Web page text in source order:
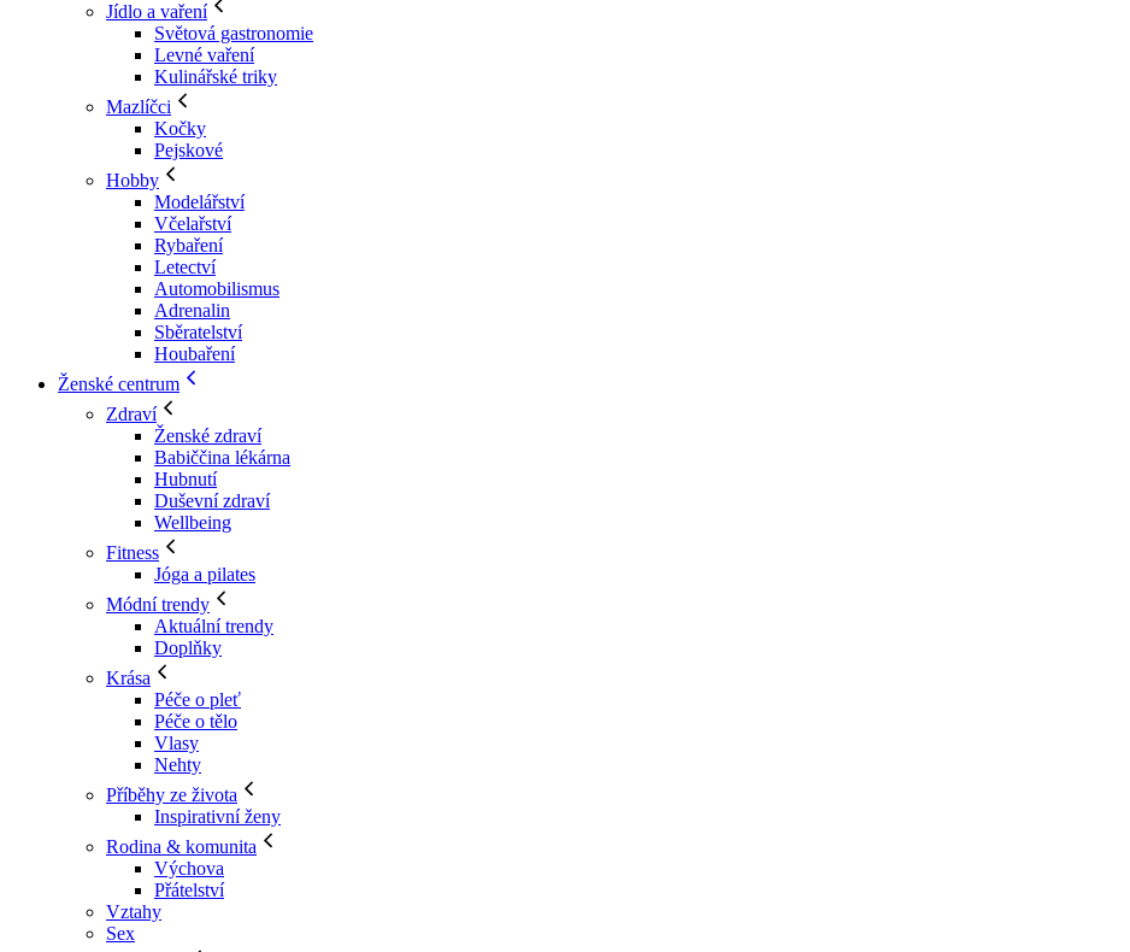
Jídlo a vaření
Světová gastronomie
Levné vaření
Kulinářské triky
Mazlíčci
Kočky
Pejskové
Hobby
Modelářství
Včelařství
Rybaření
Letectví
Automobilismus
Adrenalin
Sběratelství
Houbaření
Ženské centrum
Zdraví
Ženské zdraví
Babiččina lékárna
Hubnutí
Duševní zdraví
Wellbeing
Fitness
Jóga a pilates
Módní trendy
Aktuální trendy
Doplňky
Krása
Péče o pleť
Péče o tělo
Vlasy
Nehty
Příběhy ze života
Inspirativní ženy
Rodina & komunita
Výchova
Přátelství
Vztahy
Sex